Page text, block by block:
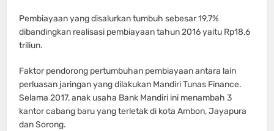
Pembiayaan yang disalurkan tumbuh sebesar 19,7%
dibandingkan realisasi pembiayaan tahun 2016 yaitu Rp18,6
triliun.
Faktor pendorong pertumbuhan pembiayaan antara lain
perluasan jaringan yang dilakukan Mandiri Tunas Finance.
Selama 2017, anak usaha Bank Mandiri ini menambah 3
kantor cabang baru yang terletak di kota Ambon, Jayapura
dan Sorong.